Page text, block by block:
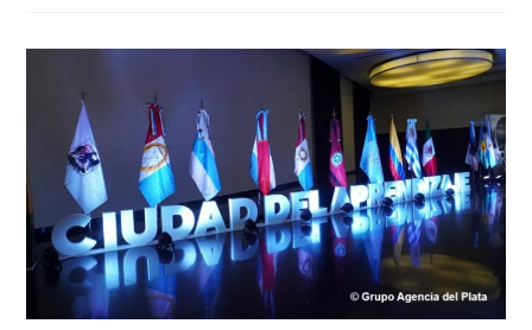
Que
Busca
Limitar
La
Publicidad
De
Apuestas
Y
Proteger
A
Menores